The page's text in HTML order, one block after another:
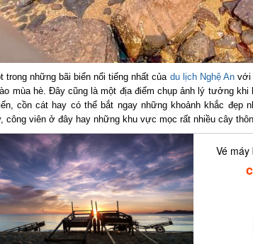
trong những bãi biển nổi tiếng nhất củadu lịch Nghệ Anvới
mùa hè. Đây cũng là một địa điểm chụp ảnh lý tưởng khi
cồn cát hay có thể bắt ngay những khoảnh khắc đẹp
công viên ở đây hay những khu vực mọc rất nhiều cây
Vé máy